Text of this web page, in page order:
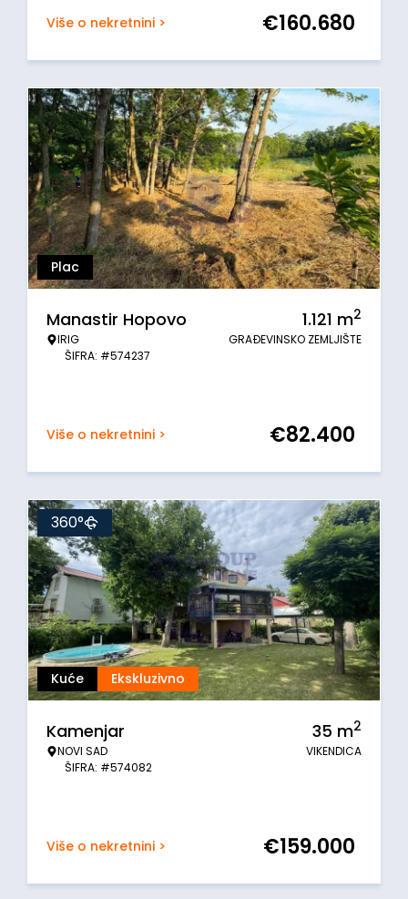
Više o nekretnini > €160.680
Plac
Manastir Hopovo
IRIG
ŠIFRA: #574237
1.121 m2
GRAĐEVINSKO ZEMLJIŠTE
Više o nekretnini > €82.400
Kuće Ekskluzivno
360°
Kamenjar
NOVI SAD
ŠIFRA: #574082
35 m2
VIKENDICA
Više o nekretnini > €159.000